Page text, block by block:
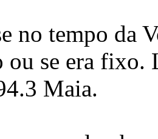
no tempo da
ou se era fixo.
Maia.